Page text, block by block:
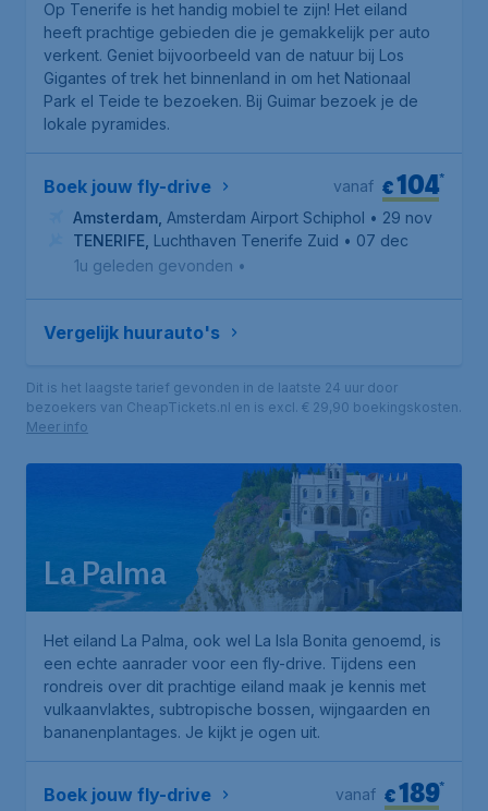
Op Tenerife is het handig mobiel te zijn! Het eiland
heeft prachtige gebieden die je gemakkelijk per auto
verkent. Geniet bijvoorbeeld van de natuur bij Los
Gigantes of trek het binnenland in om het Nationaal
Park el Teide te bezoeken. Bij Guimar bezoek je de
lokale pyramides.
Boek jouw fly-drive €104*
vanaf
Amsterdam Amsterdam Airport Schiphol • 29 nov
TENERIFE Luchthaven Tenerife Zuid • 07 dec
1u geleden gevonden •
Vergelijk huurauto's
Dit is het laagste tarief gevonden in de laatste 24 uur door
bezoekers van CheapTickets.nl en is excl. € 29,90 boekingskosten.
Meer info
La Palma
Het eiland La Palma, ook wel La Isla Bonita genoemd, is
een echte aanrader voor een fly-drive. Tijdens een
rondreis over dit prachtige eiland maak je kennis met
vulkaanvlaktes, subtropische bossen, wijngaarden en
bananenplantages. Je kijkt je ogen uit.
Boek jouw fly-drive €189*
vanaf